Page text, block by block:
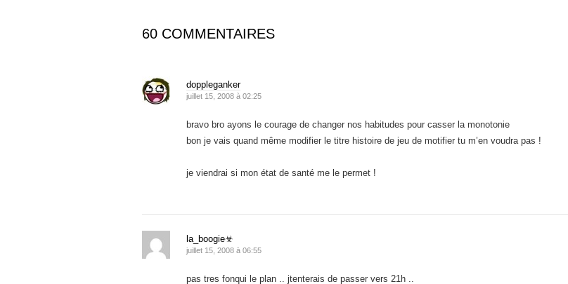
60 COMMENTAIRES
doppleganker
juillet 15, 2008 à 02:25
bravo bro ayons le courage de changer nos habitudes pour casser la monotonie
bon je vais quand même modifier le titre histoire de jeu de motifier tu m’en voudra pas !
je viendrai si mon état de santé me le permet !
la_boogie☣
juillet 15, 2008 à 06:55
pas tres fonqui le plan .. jtenterais de passer vers 21h ..